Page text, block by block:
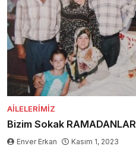
AILELERIMIZ
Bizim Sokak RAMADANLAR
Enver Erkan Kasım 1, 2023